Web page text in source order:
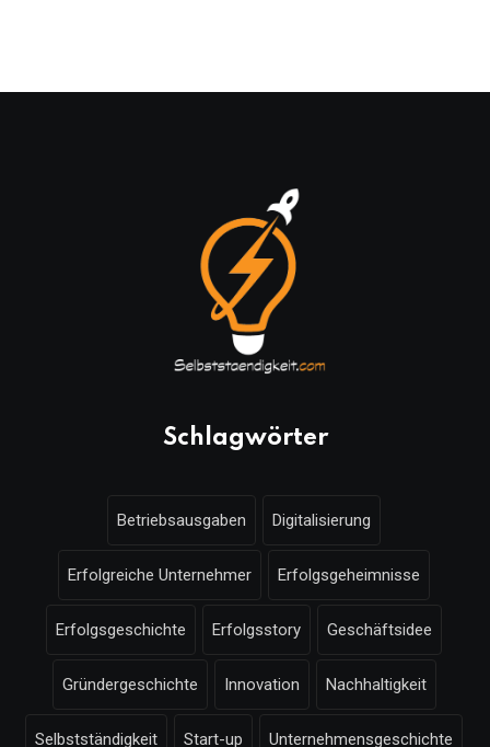
Schlagwörter
Betriebsausgaben Digitalisierung
Erfolgreiche Unternehmer Erfolgsgeheimnisse
Erfolgsgeschichte Erfolgsstory Geschäftsidee
Gründergeschichte Innovation Nachhaltigkeit
Selbstständigkeit Start-up Unternehmensgeschichte